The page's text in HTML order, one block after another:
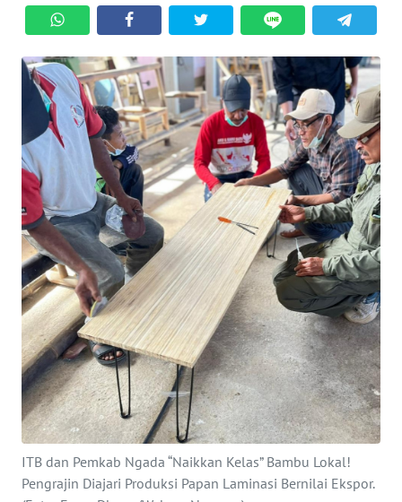
ITB dan Pemkab Ngada “Naikkan Kelas” Bambu Lokal!
Pengrajin Diajari Produksi Papan Laminasi Bernilai Ekspor.
LABUAN
OPINI
Informasi
INDEKS
BERITA
KONTAK
KAMI
INFO
IKLAN
TENTANG
KAMI
PEDOMAN
MEDIA
SIBER